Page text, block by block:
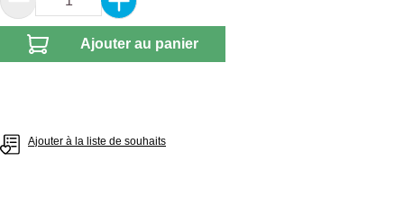
Ajouter au panier
Ajouter à la liste de souhaits